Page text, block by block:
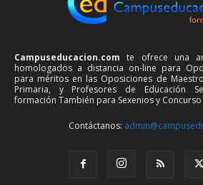
Campuseducacion.com te ofrece una
homologados a distancia on-line para
para méritos en las Oposiciones de
Primaria, y Profesores de Educación
formación También para Sexenios y
Contáctanos: